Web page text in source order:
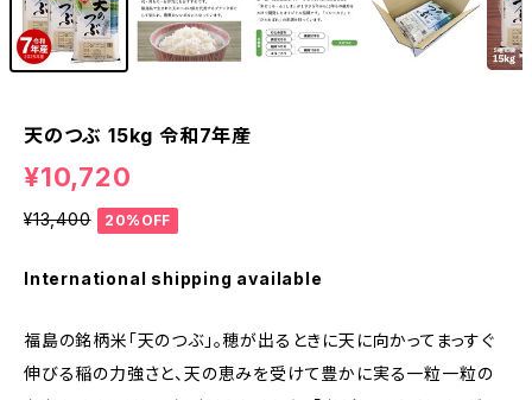
天のつぶ 15kg 令和7年産
¥10,720
¥13,400 20%OFF
International shipping available
福島の銘柄米「天のつぶ」。穂が出るときに天に向かってまっすぐ
伸びる稲の力強さと、天の恵みを受けて豊かに実る一粒一粒の